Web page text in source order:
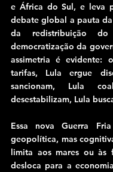
e África do Sul, e leva
debate global a pauta
da redistribuição
democratização da
assimetria é evidente:
tarifas, Lula ergue
sancionam, Lula
desestabilizam, Lula
Essa nova Guerra
geopolítica, mas
limita aos mares ou às
desloca para a